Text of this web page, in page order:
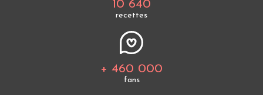
10 640
recettes
+ 460 000
fans